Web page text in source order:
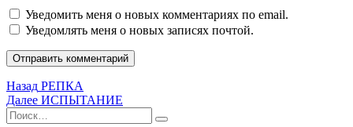
Уведомить меня о новых комментариях по email.
Уведомлять меня о новых записях почтой.
Навигация
по
Назад Предыдущая
запись:
РЕПКА
Далее Следующая
ИСПЫТАНИЕ
Искать:
Поиск